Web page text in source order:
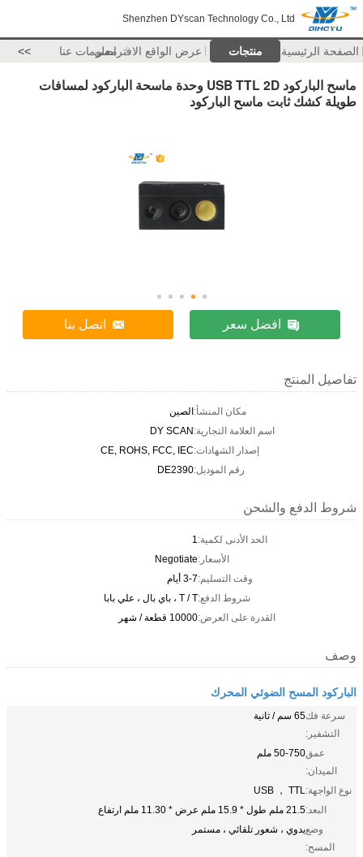
Shenzhen DYscan Technology Co., Ltd
الصفحة الرئيسية منتجات عرض الواقع الافتراضيمعلومات عنا >>
ماسح الباركود USB TTL 2D وحدة ماسحة الباركود لمسافات
طويلة كشك ثابت ماسح الباركود
افضل سعر اتصل بنا
تفاصيل المنتج
مكان المنشأ:الصين
اسم العلامة التجارية:DY SCAN
إصدار الشهادات:CE, ROHS, FCC, IEC
رقم الموديل:DE2390
شروط الدفع والشحن
الحد الأدنى لكمية:1
الأسعار:Negotiate
وقت التسليم:3-7 أيام
شروط الدفع:T / T ، باي بال ، علي بابا
القدرة على العرض:10000 قطعة / شهر
وصف
الباركود المسح الضوئي المحرك
سرعة فك
التشفير:
65 سم / ثانية
عمق
الميدان:
50-750 ملم
نوع الواجهة:USB ， TTL
البعد:21.5 ملم طول * 15.9 ملم عرض * 11.30 ملم ارتفاع
وضع
المسح:
يدوي ، شعور تلقائي ، مستمر